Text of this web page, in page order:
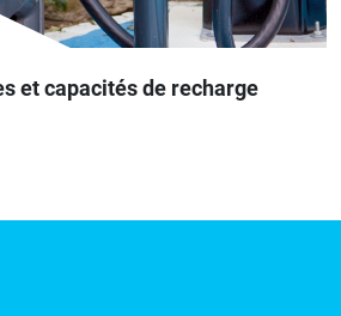
et capacités de recharge